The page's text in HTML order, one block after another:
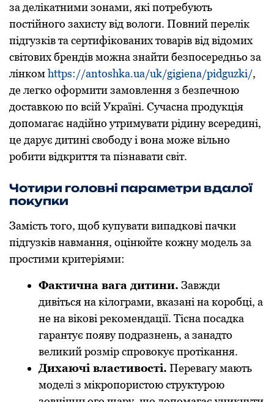
за делікатними зонами, які потребують
постійного захисту від вологи. Повний перелік
підгузків та сертифікованих товарів від відомих
світових брендів можна знайти безпосередньо за
лінкомhttps://antoshka.ua/uk/gigiena/pidguzki/,
де легко оформити замовлення з безпечною
доставкою по всій Україні. Сучасна продукція
допомагає надійно утримувати рідину всередині,
це дарує дитині свободу і вона може вільно
робити відкриття та пізнавати світ.
Чотири головні параметри вдалої
покупки
Замість того, щоб купувати випадкові пачки
підгузків навмання, оцінюйте кожну модель за
простими критеріями:
Фактична вага дитини. Завжди
дивіться на кілограми, вказані на коробці, а
не на вікові рекомендації. Тісна посадка
гарантує появу подразнень, а занадто
великий розмір спровокує протікання.
Дихаючі властивості. Перевагу мають
моделі з мікропористою структурою